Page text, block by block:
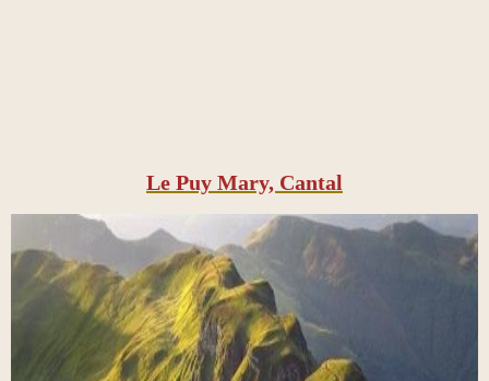
Le Puy Mary, Cantal